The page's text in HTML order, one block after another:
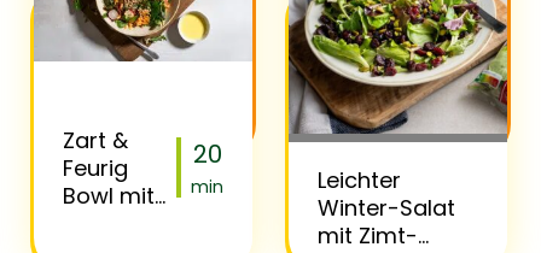
Zart &
Feurig
Bowl mit
20
min
Leichter
Winter-Salat
mit Zimt-